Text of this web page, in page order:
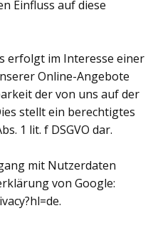
Einfluss auf diese
erfolgt im Interesse einer
Online-Angebote
der von uns auf der
stellt ein berechtigtes
1 lit. f DSGVO dar.
mit Nutzerdaten
von Google: